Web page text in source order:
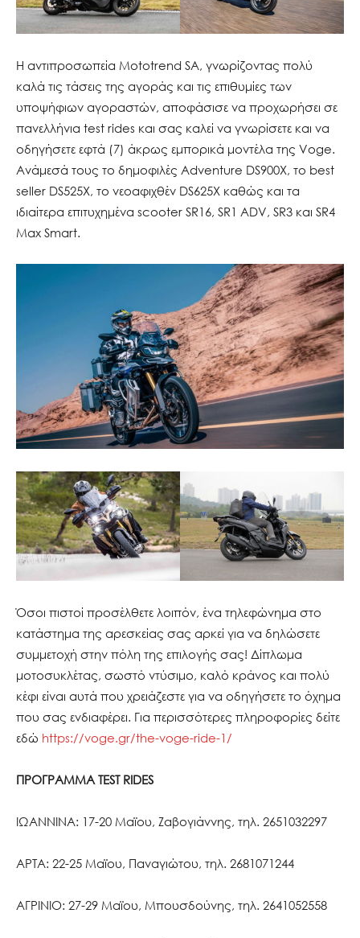
Η αντιπροσωπεία Mototrend SA, γνωρίζοντας πολύ
καλά τις τάσεις της αγοράς και τις επιθυμίες των
υποψήφιων αγοραστών, αποφάσισε να προχωρήσει σε
πανελλήνια test rides και σας καλεί να γνωρίσετε και να
οδηγήσετε εφτά (7) άκρως εμπορικά μοντέλα της Voge.
Ανάμεσά τους τo δημοφιλές Adventure DS900X, το best
seller DS525X, το νεοαφιχθέν DS625X καθώς και τα
ιδιαίτερα επιτυχημένα scooter SR16, SR1 ADV, SR3 και SR4
Max Smart.
Όσοι πιστοί προσέλθετε λοιπόν, ένα τηλεφώνημα στο
κατάστημα της αρεσκείας σας αρκεί για να δηλώσετε
συμμετοχή στην πόλη της επιλογής σας! Δίπλωμα
μοτοσυκλέτας, σωστό ντύσιμο, καλό κράνος και πολύ
κέφι είναι αυτά που χρειάζεστε για να οδηγήσετε το όχημα
που σας ενδιαφέρει. Για περισσότερες πληροφορίες δείτε
εδώ https://voge.gr/the-voge-ride-1/
ΠΡΟΓΡΑΜΜΑ TEST RIDES
ΙΩΑΝΝΙΝΑ: 17-20 Μαϊου, Ζαβογιάννης, τηλ. 2651032297
ΑΡΤΑ: 22-25 Μαϊου, Παναγιώτου, τηλ. 2681071244
ΑΓΡΙΝΙΟ: 27-29 Μαϊου, Μπουσδούνης, τηλ. 2641052558